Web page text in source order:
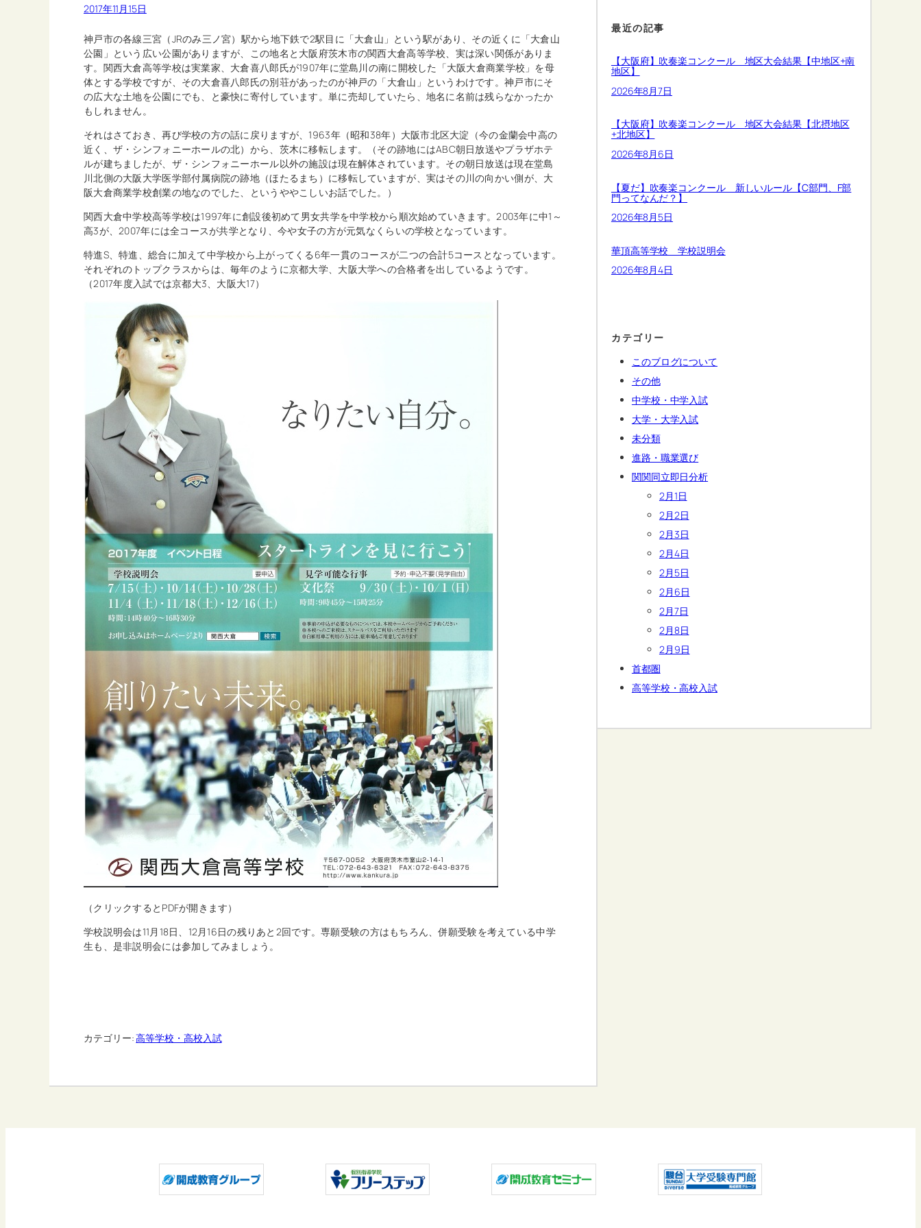
2017年11月15日
神戸市の各線三宮（JRのみ三ノ宮）駅から地下鉄で2駅目に「大倉山」という駅があり、その近くに「大倉山
公園」という広い公園がありますが、この地名と大阪府茨木市の関西大倉高等学校、実は深い関係がありま
す。関西大倉高等学校は実業家、大倉喜八郎氏が1907年に堂島川の南に開校した「大阪大倉商業学校」を母
体とする学校ですが、その大倉喜八郎氏の別荘があったのが神戸の「大倉山」というわけです。神戸市にそ
の広大な土地を公園にでも、と豪快に寄付しています。単に売却していたら、地名に名前は残らなかったか
もしれません。
それはさておき、再び学校の方の話に戻りますが、1963年（昭和38年）大阪市北区大淀（今の金蘭会中高の
近く、ザ・シンフォニーホールの北）から、茨木に移転します。（その跡地にはABC朝日放送やプラザホテ
ルが建ちましたが、ザ・シンフォニーホール以外の施設は現在解体されています。その朝日放送は現在堂島
川北側の大阪大学医学部付属病院の跡地（ほたるまち）に移転していますが、実はその川の向かい側が、大
阪大倉商業学校創業の地なのでした、というややこしいお話でした。）
関西大倉中学校高等学校は1997年に創設後初めて男女共学を中学校から順次始めていきます。2003年に中1～
高3が、2007年には全コースが共学となり、今や女子の方が元気なくらいの学校となっています。
特進S、特進、総合に加えて中学校から上がってくる6年一貫のコースが二つの合計5コースとなっています。
それぞれのトップクラスからは、毎年のように京都大学、大阪大学への合格者を出しているようです。
（2017年度入試では京都大3、大阪大17）
（クリックするとPDFが開きます）
学校説明会は11月18日、12月16日の残りあと2回です。専願受験の方はもちろん、併願受験を考えている中学
生も、是非説明会には参加してみましょう。
カテゴリー:高等学校・高校入試
最近の記事
【大阪府】吹奏楽コンクール 地区大会結果【中地区+南
地区】
2026年8月7日
【大阪府】吹奏楽コンクール 地区大会結果【北摂地区
+北地区】
2026年8月6日
【夏だ】吹奏楽コンクール 新しいルール【C部門、F部
門ってなんだ？】
2026年8月5日
華頂高等学校 学校説明会
2026年8月4日
カテゴリー
このブログについて
その他
中学校・中学入試
大学・大学入試
未分類
進路・職業選び
関関同立即日分析
2月1日
2月2日
2月3日
2月4日
2月5日
2月6日
2月7日
2月8日
2月9日
首都圏
高等学校・高校入試